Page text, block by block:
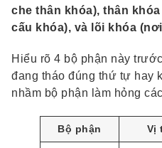
che thân khóa), thân
cấu khóa), và lõi khóa
Hiểu rõ 4 bộ phận này
đang tháo đúng thứ tự hay
nhầm bộ phận làm hỏng
Bộ phận Vị